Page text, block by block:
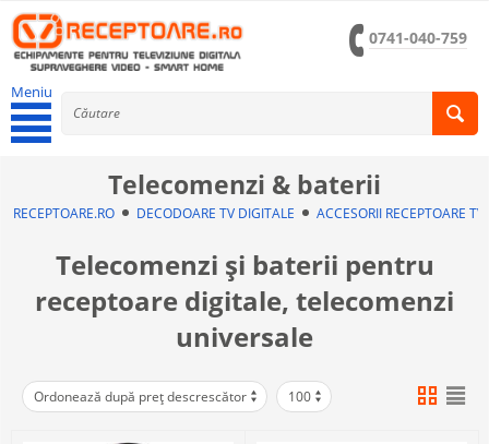
0741-040-759
Meniu
Telecomenzi & baterii
RECEPTOARE.RO DECODOARE TV DIGITALE ACCESORII RECEPTOARE TV
Telecomenzi și baterii pentru
receptoare digitale, telecomenzi
universale
Ordonează după preț descrescător 100